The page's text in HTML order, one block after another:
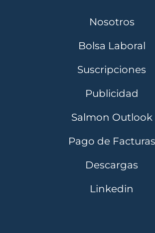
Nosotros
Bolsa Laboral
Suscripciones
Publicidad
Salmon Outlook
Pago de Facturas
Descargas
Linkedin